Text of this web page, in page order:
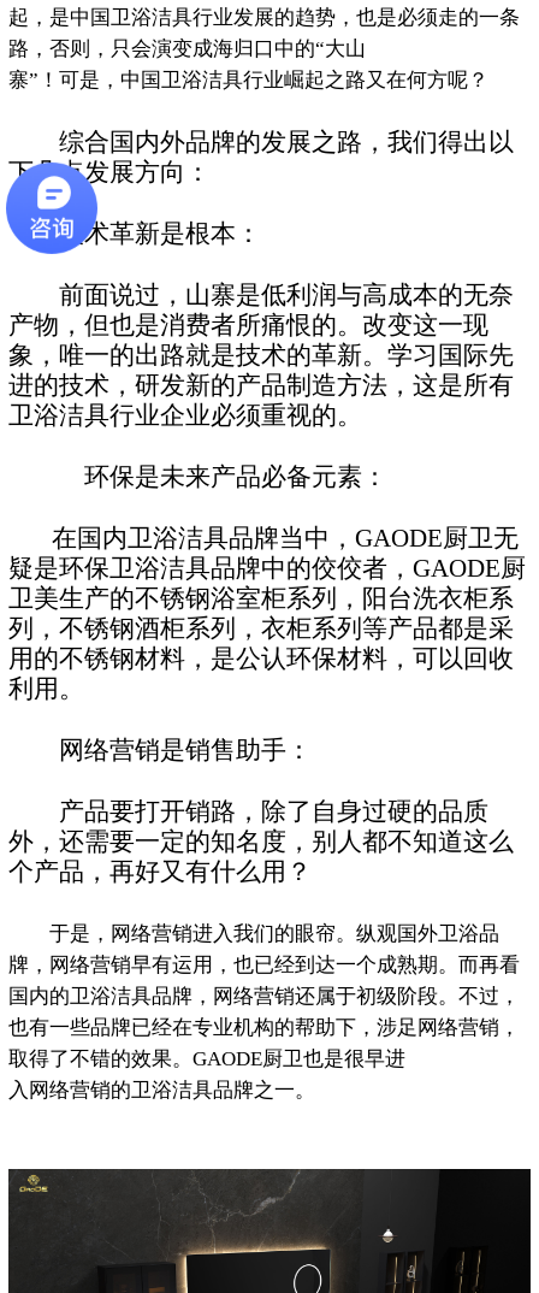
起，是中国卫浴洁具行业发展的趋势，也是必须走的一条
路，否则，只会演变成海归口中的“大山
寨”！可是，中国卫浴洁具行业崛起之路又在何方呢？
综合国内外品牌的发展之路，我们得出以
下几点发展方向：
技术革新是根本：
前面说过，山寨是低利润与高成本的无奈
产物，但也是消费者所痛恨的。改变这一现
象，唯一的出路就是技术的革新。学习国际先
进的技术，研发新的产品制造方法，这是所有
卫浴洁具行业企业必须重视的。
环保是未来产品必备元素：
在国内卫浴洁具品牌当中，GAODE厨卫无
疑是环保卫浴洁具品牌中的佼佼者，GAODE厨
卫美生产的不锈钢浴室柜系列，阳台洗衣柜系
列，不锈钢酒柜系列，衣柜系列等产品都是采
用的不锈钢材料，是公认环保材料，可以回收
利用。
网络营销是销售助手：
产品要打开销路，除了自身过硬的品质
外，还需要一定的知名度，别人都不知道这么
个产品，再好又有什么用？
于是，网络营销进入我们的眼帘。纵观国外卫浴品
牌，网络营销早有运用，也已经到达一个成熟期。而再看
国内的卫浴洁具品牌，网络营销还属于初级阶段。不过，
也有一些品牌已经在专业机构的帮助下，涉足网络营销，
取得了不错的效果。GAODE厨卫也是很早进
入网络营销的卫浴洁具品牌之一。